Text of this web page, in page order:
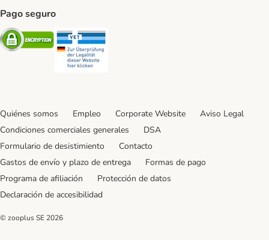
Pago seguro
Security
Quiénes somos Empleo Corporate Website
Aviso Legal
Condiciones comerciales generales
DSA
Formulario de desistimiento
Contacto
Gastos de envío y plazo de entrega
Formas de pago
Programa de afiliación
Protección de datos
Declaración de accesibilidad
© zooplus SE 2026